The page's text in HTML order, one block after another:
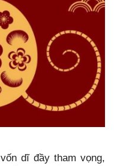
dĩ đầy tham vọng,